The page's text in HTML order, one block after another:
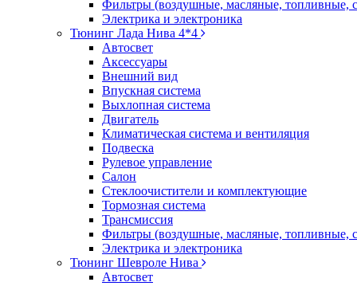
Фильтры (воздушные, масляные, топливные,
Электрика и электроника
Тюнинг Лада Нива 4*4
Автосвет
Аксессуары
Внешний вид
Впускная система
Выхлопная система
Двигатель
Климатическая система и вентиляция
Подвеска
Рулевое управление
Салон
Стеклоочистители и комплектующие
Тормозная система
Трансмиссия
Фильтры (воздушные, масляные, топливные,
Электрика и электроника
Тюнинг Шевроле Нива
Автосвет